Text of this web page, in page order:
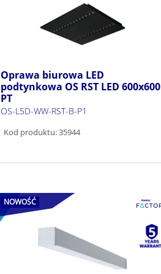
Oprawa biurowa LED
podtynkowa OS RST LED 600x600
PT
OS-L5D-WW-RST-B-P1
Kod produktu: 35944
NOWOŚĆ